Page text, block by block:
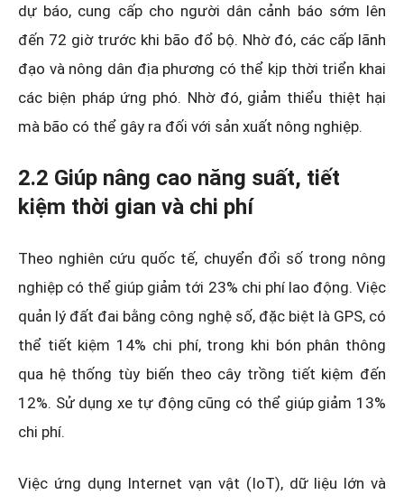
dự báo, cung cấp cho người dân cảnh báo sớm lên
đến 72 giờ trước khi bão đổ bộ. Nhờ đó, các cấp lãnh
đạo và nông dân địa phương có thể kịp thời triển khai
các biện pháp ứng phó. Nhờ đó, giảm thiểu thiệt hại
mà bão có thể gây ra đối với sản xuất nông nghiệp.
2.2 Giúp nâng cao năng suất, tiết
kiệm thời gian và chi phí
Theo nghiên cứu quốc tế, chuyển đổi số trong nông
nghiệp có thể giúp giảm tới 23% chi phí lao động. Việc
quản lý đất đai bằng công nghệ số, đặc biệt là GPS, có
thể tiết kiệm 14% chi phí, trong khi bón phân thông
qua hệ thống tùy biến theo cây trồng tiết kiệm đến
12%. Sử dụng xe tự động cũng có thể giúp giảm 13%
chi phí.
Việc ứng dụng Internet vạn vật (IoT), dữ liệu lớn và